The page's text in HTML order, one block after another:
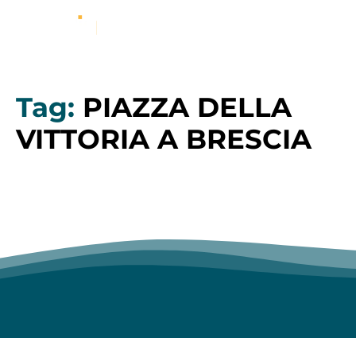
Tag: PIAZZA DELLA
VITTORIA A BRESCIA